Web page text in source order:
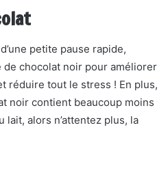
petite pause rapide,
chocolat noir pour améliorer
réduire tout le stress ! En plus,
noir contient beaucoup moins
lait, alors n’attentez plus, la